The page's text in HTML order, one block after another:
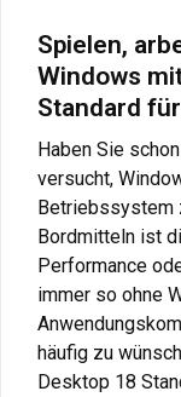
Spielen,
Windows
Standard
Haben Sie
versucht,
Betriebssystem
Bordmitteln ist
Performance
immer so ohne
häufig zu
Desktop 18